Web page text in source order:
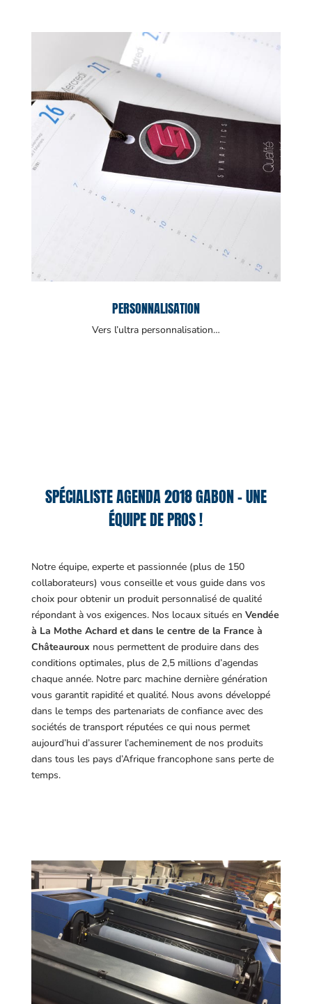
PERSONNALISATION
Vers l’ultra personnalisation…
SPÉCIALISTE AGENDA 2018 GABON – UNE
ÉQUIPE DE PROS !
Notre équipe, experte et passionnée (plus de 150
collaborateurs) vous conseille et vous guide dans vos
choix pour obtenir un produit personnalisé de qualité
répondant à vos exigences. Nos locaux situés en Vendée
à La Mothe Achard et dans le centre de la France à
Châteauroux nous permettent de produire dans des
conditions optimales, plus de 2,5 millions d’agendas
chaque année. Notre parc machine dernière génération
vous garantit rapidité et qualité. Nous avons développé
dans le temps des partenariats de confiance avec des
sociétés de transport réputées ce qui nous permet
aujourd’hui d’assurer l’acheminement de nos produits
dans tous les pays d’Afrique francophone sans perte de
temps.